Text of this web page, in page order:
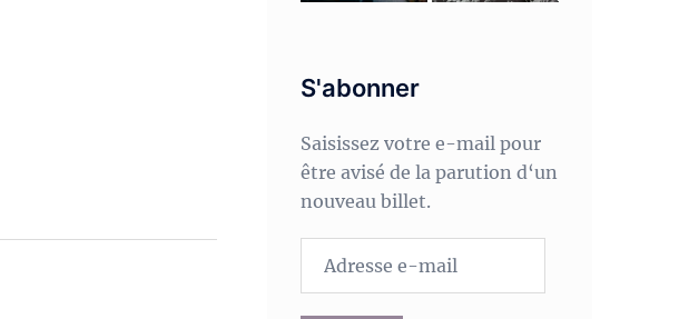
S'abonner
Saisissez votre e-mail pour
être avisé de la parution d‘un
nouveau billet.